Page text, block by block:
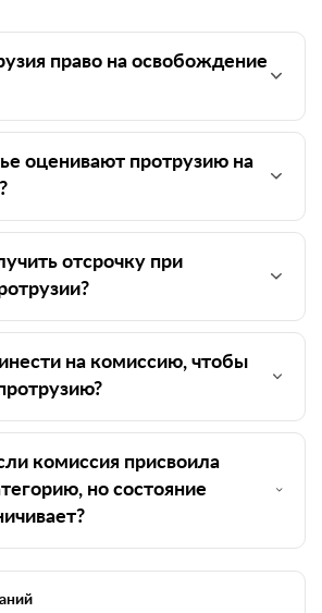
право на освобождение
оценивают протрузию на
отсрочку при
на комиссию, чтобы
комиссия присвоила
но состояние